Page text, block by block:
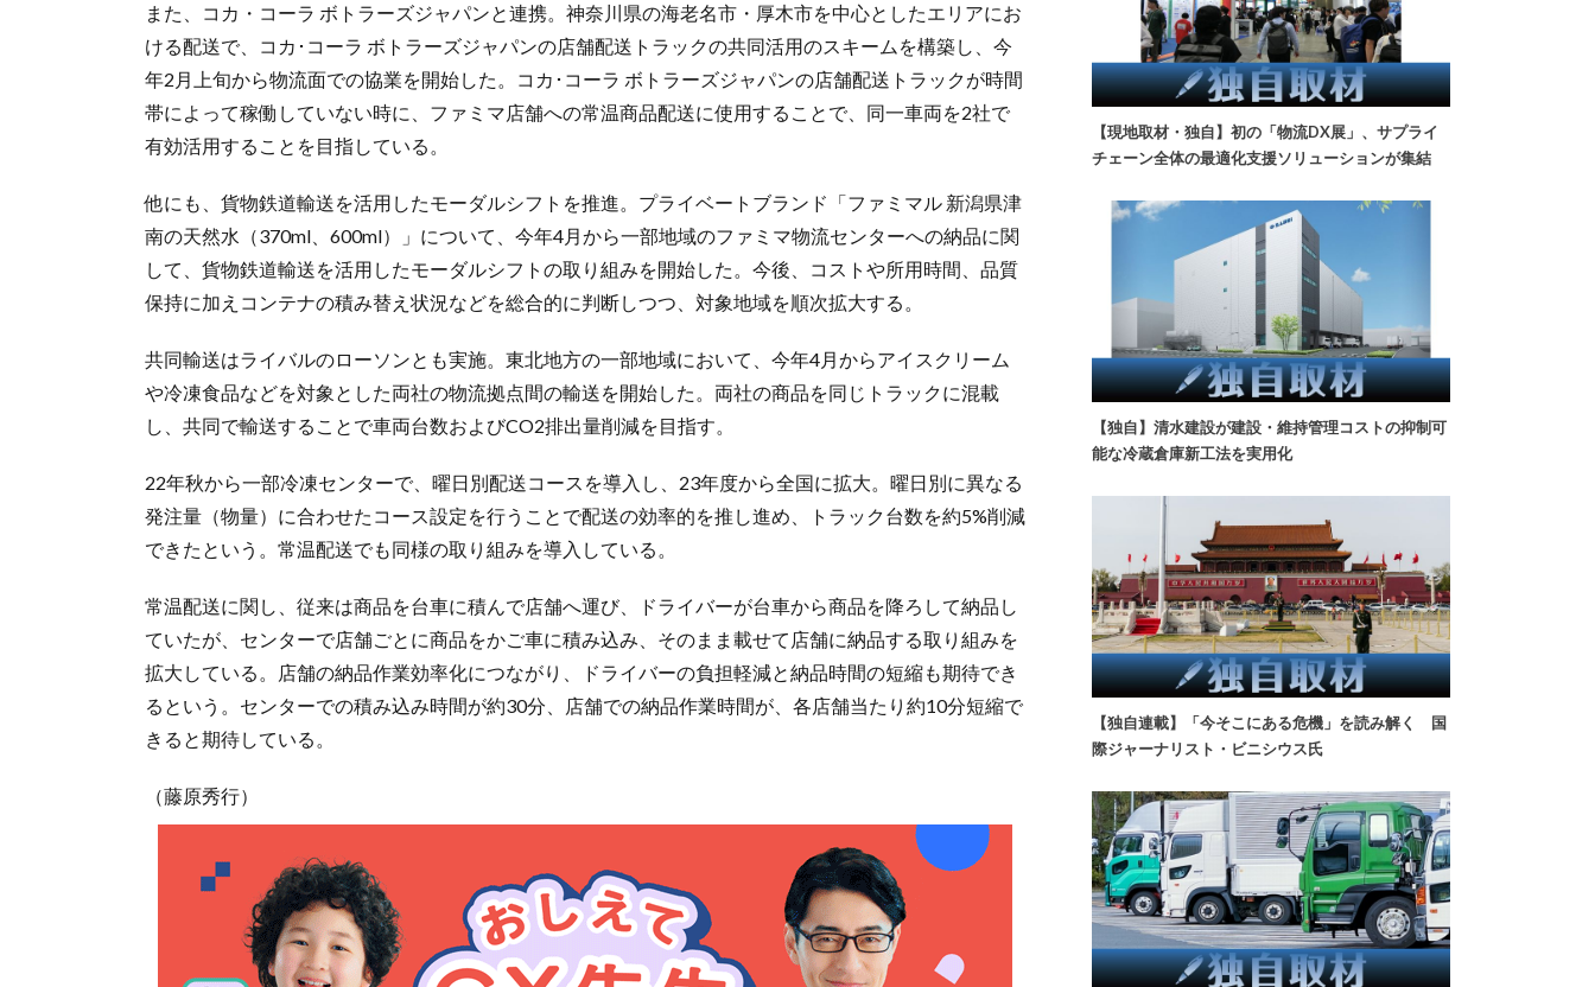
また、コカ・コーラ ボトラーズジャパンと連携。神奈川県の海老名市・厚木市を中心としたエリアにお
ける配送で、コカ･コーラ ボトラーズジャパンの店舗配送トラックの共同活用のスキームを構築し、今
年2月上旬から物流面での協業を開始した。コカ･コーラ ボトラーズジャパンの店舗配送トラックが時間
帯によって稼働していない時に、ファミマ店舗への常温商品配送に使用することで、同一車両を2社で
有効活用することを目指している。
他にも、貨物鉄道輸送を活用したモーダルシフトを推進。プライベートブランド「ファミマル 新潟県津
南の天然水（370ml、600ml）」について、今年4月から一部地域のファミマ物流センターへの納品に関
して、貨物鉄道輸送を活用したモーダルシフトの取り組みを開始した。今後、コストや所用時間、品質
保持に加えコンテナの積み替え状況などを総合的に判断しつつ、対象地域を順次拡大する。
共同輸送はライバルのローソンとも実施。東北地方の一部地域において、今年4月からアイスクリーム
や冷凍食品などを対象とした両社の物流拠点間の輸送を開始した。両社の商品を同じトラックに混載
し、共同で輸送することで車両台数およびCO2排出量削減を目指す。
22年秋から一部冷凍センターで、曜日別配送コースを導入し、23年度から全国に拡大。曜日別に異なる
発注量（物量）に合わせたコース設定を行うことで配送の効率的を推し進め、トラック台数を約5%削減
できたという。常温配送でも同様の取り組みを導入している。
常温配送に関し、従来は商品を台車に積んで店舗へ運び、ドライバーが台車から商品を降ろして納品し
ていたが、センターで店舗ごとに商品をかご車に積み込み、そのまま載せて店舗に納品する取り組みを
拡大している。店舗の納品作業効率化につながり、ドライバーの負担軽減と納品時間の短縮も期待でき
るという。センターでの積み込み時間が約30分、店舗での納品作業時間が、各店舗当たり約10分短縮で
きると期待している。
（藤原秀行）
【現地取材・独自】初の「物流DX展」、サプライ
チェーン全体の最適化支援ソリューションが集結
【独自】清水建設が建設・維持管理コストの抑制可
能な冷蔵倉庫新工法を実用化
【独自連載】「今そこにある危機」を読み解く 国
際ジャーナリスト・ビニシウス氏